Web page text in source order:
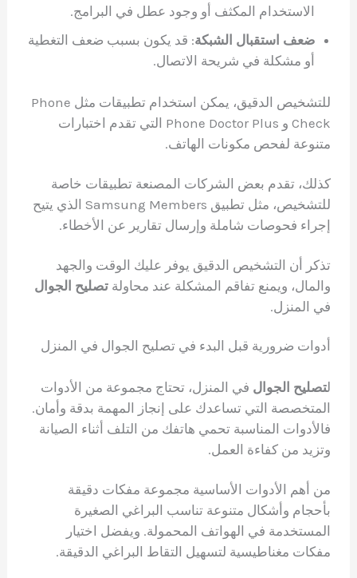
الاستخدام المكثف أو وجود عطل في البرامج.
ضعف استقبال الشبكة: قد يكون بسبب ضعف التغطية
أو مشكلة في شريحة الاتصال.
للتشخيص الدقيق، يمكن استخدام تطبيقات مثل Phone
Check و Phone Doctor Plus التي تقدم اختبارات
متنوعة لفحص مكونات الهاتف.
كذلك، تقدم بعض الشركات المصنعة تطبيقات خاصة
للتشخيص، مثل تطبيق Samsung Members الذي يتيح
إجراء فحوصات شاملة وإرسال تقارير عن الأخطاء.
تذكر أن التشخيص الدقيق يوفر عليك الوقت والجهد
والمال، ويمنع تفاقم المشكلة عند محاولةتصليح الجوال
في المنزل.
أدوات ضرورية قبل البدء في تصليح الجوال في المنزل
لتصليح الجوال في المنزل، تحتاج مجموعة من الأدوات
المتخصصة التي تساعدك على إنجاز المهمة بدقة وأمان.
فالأدوات المناسبة تحمي هاتفك من التلف أثناء الصيانة
وتزيد من كفاءة العمل.
من أهم الأدوات الأساسية مجموعة مفكات دقيقة
بأحجام وأشكال متنوعة تناسب البراغي الصغيرة
المستخدمة في الهواتف المحمولة. ويفضل اختيار
مفكات مغناطيسية لتسهيل التقاط البراغي الدقيقة.